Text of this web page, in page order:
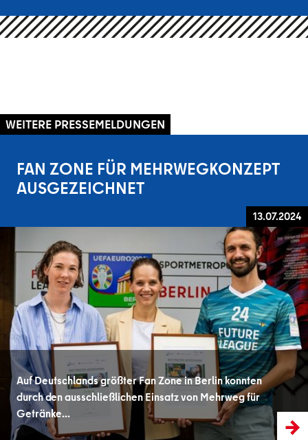
WEITERE PRESSEMELDUNGEN
FAN ZONE FÜR MEHRWEGKONZEPT
AUSGEZEICHNET
13.07.2024
Auf Deutschlands größter Fan Zone in Berlin konnten
durch den ausschließlichen Einsatz von Mehrweg für
Getränke...